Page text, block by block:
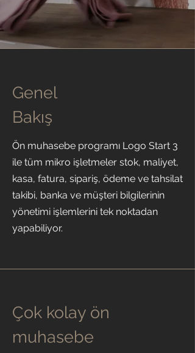
Genel
Bakış
Ön muhasebe programı Logo Start 3
ile tüm mikro işletmeler stok, maliyet,
kasa, fatura, sipariş, ödeme ve tahsilat
takibi, banka ve müşteri bilgilerinin
yönetimi işlemlerini tek noktadan
yapabiliyor.
Çok kolay ön
muhasebe